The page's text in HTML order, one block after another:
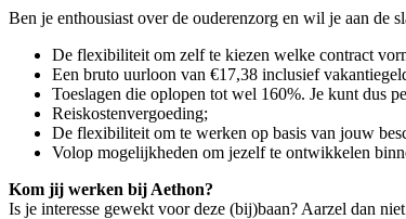
Ben je enthousiast over de ouderenzorg en wil je aan
De flexibiliteit om zelf te kiezen welke contract
Een bruto uurloon van €17,38 inclusief
Toeslagen die oplopen tot wel 160%. Je kunt dus
Reiskostenvergoeding;
De flexibiliteit om te werken op basis van jouw
Volop mogelijkheden om jezelf te ontwikkelen
Kom jij werken bij Aethon?
Is je interesse gewekt voor deze (bij)baan? Aarzel dan